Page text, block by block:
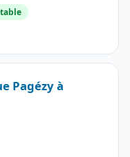
Pagézy à